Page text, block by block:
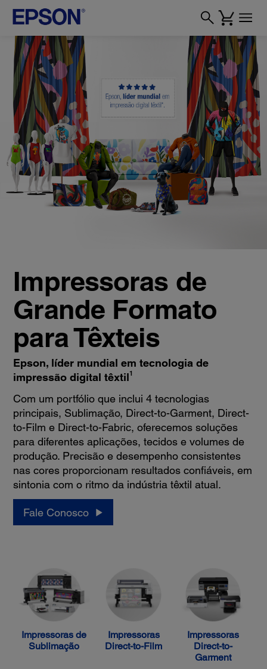
Impressoras de
Grande Formato
para Têxteis
Epson, líder mundial em tecnologia de
impressão digital têxtil1
Com um portfólio que inclui 4 tecnologias
principais, Sublimação, Direct-to-Garment, Direct-
to-Film e Direct-to-Fabric, oferecemos soluções
para diferentes aplicações, tecidos e volumes de
produção. Precisão e desempenho consistentes
nas cores proporcionam resultados confiáveis, em
sintonia com o ritmo da indústria têxtil atual.
Fale Conosco
Impressoras de
Sublimação
Impressoras
Direct-to-Film
Impressoras
Direct-to-
Garment